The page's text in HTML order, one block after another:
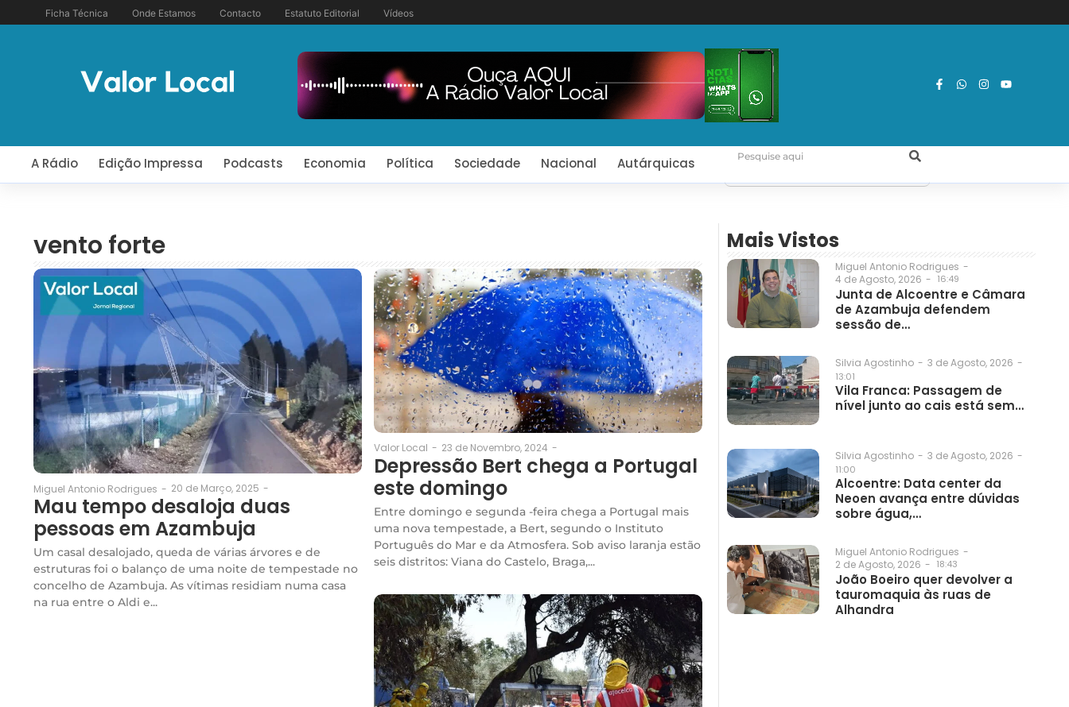
Ficha Técnica Onde Estamos Contacto Estatuto Editorial Vídeos
A Rádio Edição Impressa Podcasts Economia Política Sociedade Nacional Autárquicas
vento forte
Miguel Antonio Rodrigues - 20 de Março, 2025 -
Mau tempo desaloja duas
pessoas em Azambuja
Um casal desalojado, queda de várias árvores e de
estruturas foi o balanço de uma noite de tempestade no
concelho de Azambuja. As vítimas residiam numa casa
na rua entre o Aldi e...
Valor Local - 23 de Novembro, 2024 -
Depressão Bert chega a Portugal
este domingo
Entre domingo e segunda -feira chega a Portugal mais
uma nova tempestade, a Bert, segundo o Instituto
Português do Mar e da Atmosfera. Sob aviso laranja estão
seis distritos: Viana do Castelo, Braga,...
Mais Vistos
Miguel Antonio Rodrigues -
4 de Agosto, 2026 - 16:49
Junta de Alcoentre e Câmara
de Azambuja defendem
sessão de…
Silvia Agostinho - 3 de Agosto, 2026 -
13:01
Vila Franca: Passagem de
nível junto ao cais está sem…
Silvia Agostinho - 3 de Agosto, 2026 -
11:00
Alcoentre: Data center da
Neoen avança entre dúvidas
sobre água,…
Miguel Antonio Rodrigues -
2 de Agosto, 2026 - 18:43
João Boeiro quer devolver a
tauromaquia às ruas de
Alhandra